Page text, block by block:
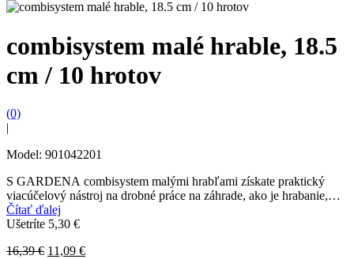
combisystem malé hrable, 18.5
cm / 10 hrotov
(0)
|
Model: 901042201
S GARDENA combisystem malými hrabľami získate praktický
viacúčelový nástroj na drobné práce na záhrade, ako je hrabanie,
urovnávanie alebo úpravu pôdy. GARDENA combisystem
umožňuje flexibilné...
Čítať ďalej
Ušetríte 5,30 €
16,39€ Original
11,09 €Current